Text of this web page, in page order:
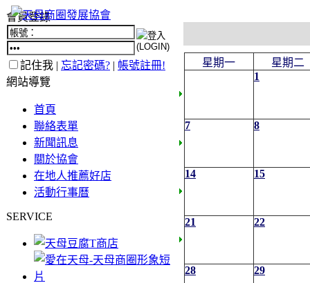
會員登錄
記住我 | 忘記密碼? | 帳號註冊!
網站導覽
首頁
聯絡表單
新聞訊息
關於協會
在地人推薦好店
活動行事曆
SERVICE
星期一
星期二
1
7 8
14 15
21 22
28 29